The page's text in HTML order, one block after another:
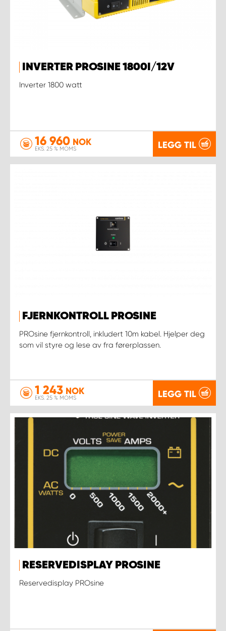
INVERTER PROSINE 1800I/12V
Inverter 1800 watt
16 960 NOK
EKS. 25 % MOMS LEGG TIL
FJERNKONTROLL PROSINE
PROsine fjernkontroll, inkludert 10m kabel. Hjelper deg
som vil styre og lese av fra førerplassen.
1 243 NOK
EKS. 25 % MOMS LEGG TIL
RESERVEDISPLAY PROSINE
Reservedisplay PROsine